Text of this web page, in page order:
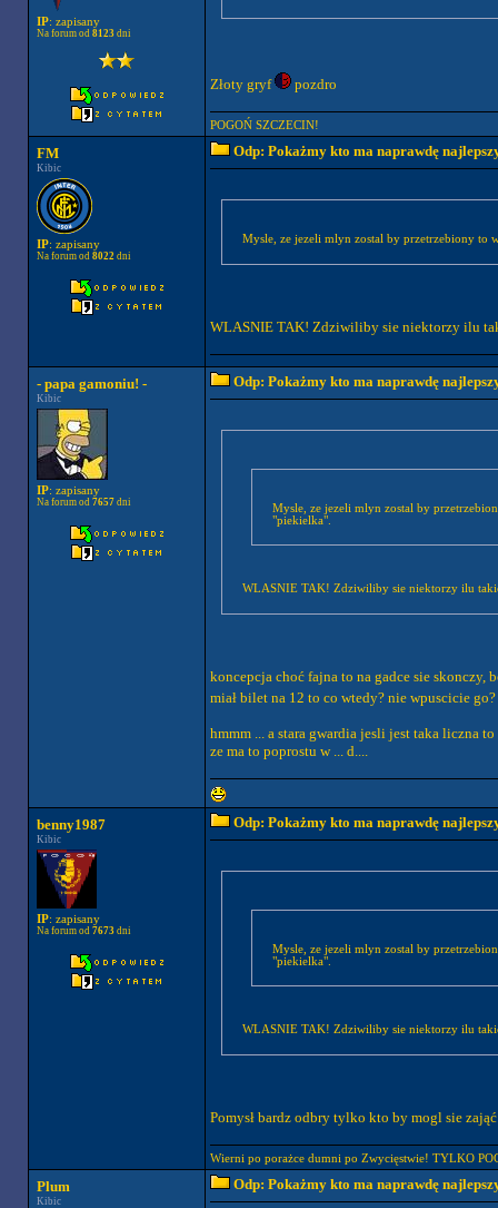
IP: zapisany
Na forum od 8123 dni
Złoty gryf pozdro
POGOŃ SZCZECIN!
FM
Kibic
IP: zapisany
Na forum od 8022dni
Odp: Pokażmy kto ma naprawdę
Mysle, ze jezeli mlyn zostal by przetrzebiony to
WLASNIE TAK! Zdziwiliby sie niektorzy ilu
- papa gamoniu! -
Kibic
IP: zapisany
Na forum od 7657dni
Odp: Pokażmy kto ma naprawdę
Mysle, ze jezeli mlyn zostal by
"piekielka".
WLASNIE TAK! Zdziwiliby sie niektorzy ilu
koncepcja choć fajna to na gadce sie skonczy,
miał bilet na 12 to co wtedy? nie wpuscicie
hmmm ... a stara gwardia jesli jest taka liczna
ze ma to poprostu w ... d....
benny1987
Kibic
IP: zapisany
Na forum od 7673dni
Odp: Pokażmy kto ma naprawdę
Mysle, ze jezeli mlyn zostal by
"piekielka".
WLASNIE TAK! Zdziwiliby sie niektorzy ilu
Pomysł bardz odbry tylko kto by mogl sie
Wierni po porażce dumni po Zwycięstwie! TYLKO
Plum
Kibic
Odp: Pokażmy kto ma naprawdę